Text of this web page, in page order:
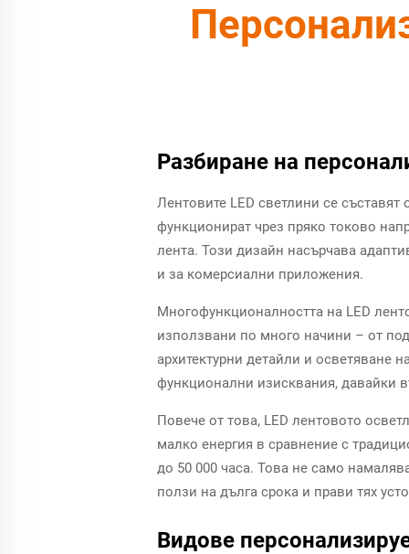
Разбиране на
Лентовите LED светлини се
функционират чрез пряко токово
лента. Този дизайн насърчава
и за комерсиални приложения.
Многофункционалността на LED
използвани по много начини – от
архитектурни детайли и осветяване
функционални изисквания, давайки
Повече от това, LED лентовото
малко енергия в сравнение с
до 50 000 часа. Това не само
ползи на дълга срока и прави тях
Видове